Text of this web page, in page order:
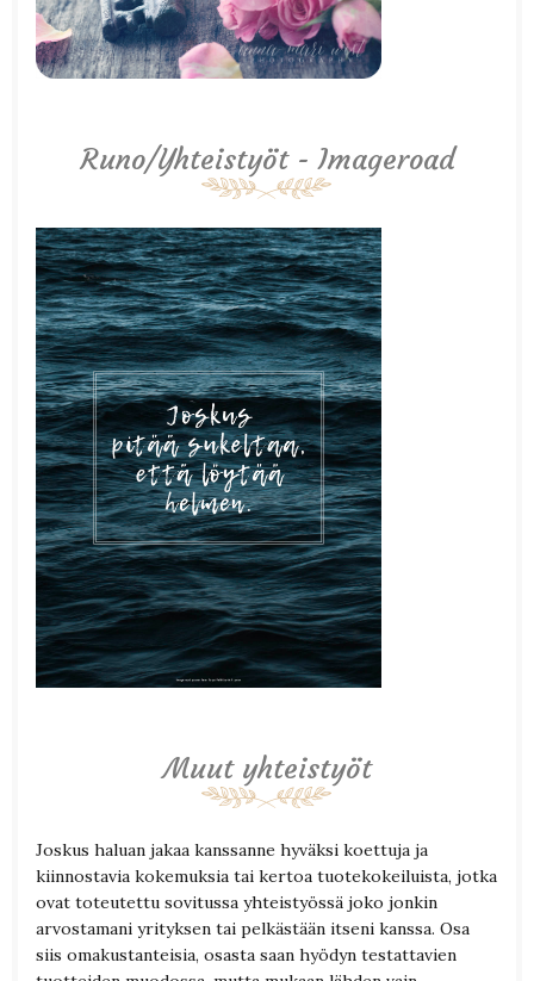
Runo/Yhteistyöt - Imageroad
Muut yhteistyöt
Joskus haluan jakaa kanssanne hyväksi koettuja ja
kiinnostavia kokemuksia tai kertoa tuotekokeiluista, jotka
ovat toteutettu sovitussa yhteistyössä joko jonkin
arvostamani yrityksen tai pelkästään itseni kanssa. Osa
siis omakustanteisia, osasta saan hyödyn testattavien